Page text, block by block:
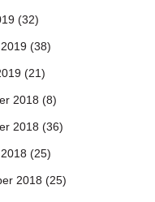
(32)
(38)
(21)
2018 (8)
2018 (36)
(25)
2018 (25)